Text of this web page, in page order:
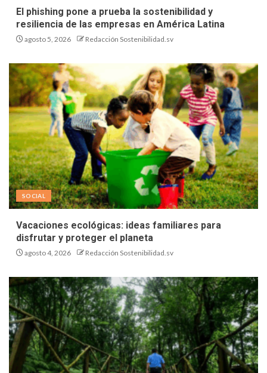
El phishing pone a prueba la sostenibilidad y
resiliencia de las empresas en América Latina
agosto 5, 2026 Redacción Sostenibilidad.sv
SOCIAL
Vacaciones ecológicas: ideas familiares para
disfrutar y proteger el planeta
agosto 4, 2026 Redacción Sostenibilidad.sv